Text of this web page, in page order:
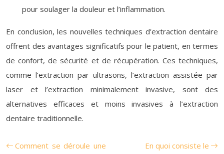
pour soulager la douleur et l’inflammation.
En conclusion, les nouvelles techniques d’extraction dentaire
offrent des avantages significatifs pour le patient, en termes
de confort, de sécurité et de récupération. Ces techniques,
comme l’extraction par ultrasons, l’extraction assistée par
laser et l’extraction minimalement invasive, sont des
alternatives efficaces et moins invasives à l’extraction
dentaire traditionnelle.
Comment se déroule une
En quoi consiste le